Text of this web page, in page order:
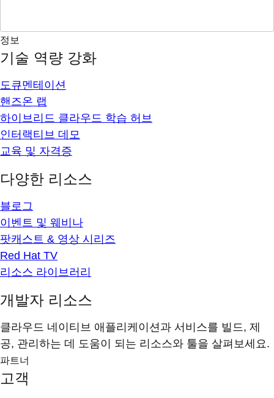
정보
기술 역량 강화
도큐멘테이션
핸즈온 랩
하이브리드 클라우드 학습 허브
인터랙티브 데모
교육 및 자격증
다양한 리소스
블로그
이벤트 및 웨비나
팟캐스트 & 영상 시리즈
Red Hat TV
리소스 라이브러리
개발자 리소스
클라우드 네이티브 애플리케이션과 서비스를 빌드, 제
공, 관리하는 데 도움이 되는 리소스와 툴을 살펴보세요.
파트너
고객